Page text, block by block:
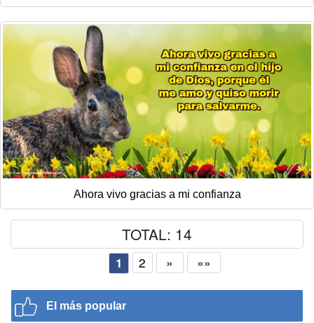
Ahora vivo gracias a mi confianza
TOTAL: 14
1 2 » »»
El más popular